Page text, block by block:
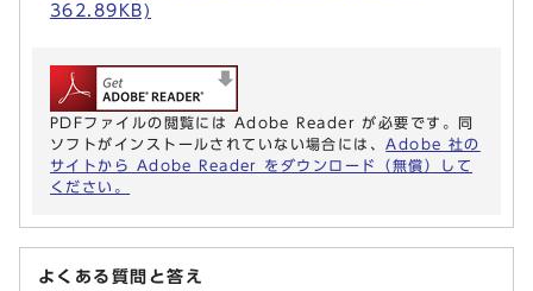
362.89KB)
PDFファイルの閲覧には Adobe Reader が必要です。同
ソフトがインストールされていない場合には、 Adobe 社の
サイトから Adobe Reader をダウンロード（無償）して
ください。
よくある質問と答え